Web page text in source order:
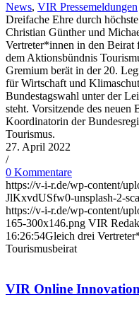
News, VIR Pressemeldungen
Dreifache Ehre durch
Christian Günther und
Vertreter*innen in den Beirat
dem Aktionsbündnis
Gremium berät in der 20.
für Wirtschaft und
Bundestagswahl unter der
steht. Vorsitzende des
Koordinatorin der
Tourismus.
27. April 2022
/
0 Kommentare
https://v-i-r.de/wp-content/
JlKxvdUSfw0-unsplash-2-
https://v-i-r.de/wp-content/
165-300x146.png VIR
16:26:54Gleich drei
Tourismusbeirat
VIR Online